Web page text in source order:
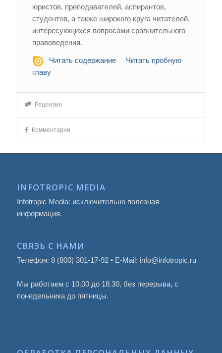
юристов, преподавателей, аспирантов,
студентов, а также широкого круга читателей,
интересующихся вопросами сравнительного
правоведения.
Читать содержание
Читать пробную
главу
Рецензии
Комментарии
INFOTROPIC MEDIA
Infotropic Media: исключительно полезная
информация.
СВЯЗЬ С НАМИ
Телефон: 8 (800) 301-17-92 • E-Mail: info@infotropic.ru
Мы работаем с 10.00 до 18.30, без перерыва, с
понедельника до пятницы.